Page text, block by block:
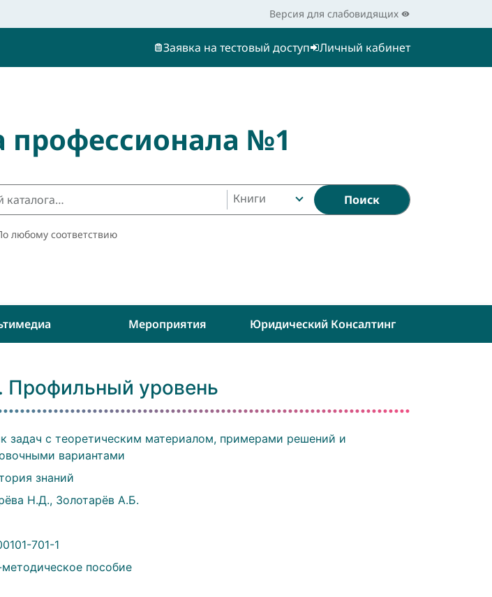
Версия для слабовидящих
Заявка на тестовый доступ Личный кабинет
профессионала №1
Книги Поиск
любому соответствию
Мероприятия Юридический Консалтинг
Профильный уровень
задач с теоретическим материалом, примерами решений и
вариантами
знаний
Н.Д., Золотарёв А.Б.
701-1
пособие